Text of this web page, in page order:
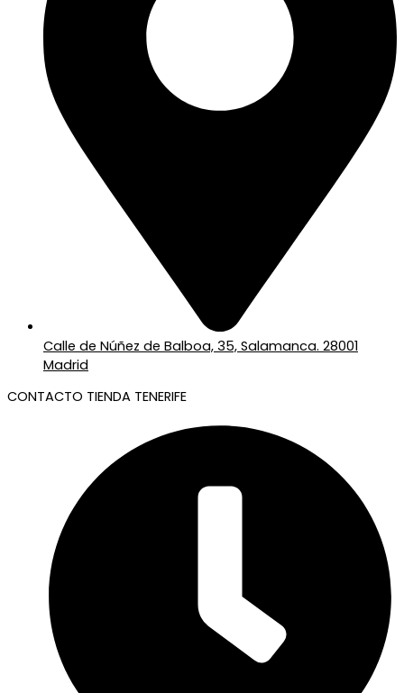
Calle de Núñez de Balboa, 35, Salamanca. 28001
Madrid
CONTACTO TIENDA TENERIFE